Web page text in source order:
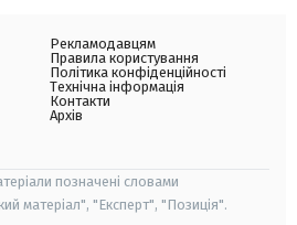
Рекламодавцям
Правила користування
Політика конфіденційності
Технічна інформація
Контакти
Архів
позначені словами
матеріал", "Експерт", "Позиція".